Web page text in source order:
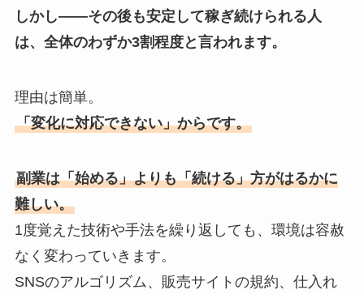
しかし——その後も安定して稼ぎ続けられる人
は、全体のわずか3割程度と言われます。
理由は簡単。
「変化に対応できない」からです。
副業は「始める」よりも「続ける」方がはるかに
難しい。
1度覚えた技術や手法を繰り返しても、環境は容赦
なく変わっていきます。
SNSのアルゴリズム、販売サイトの規約、仕入れ